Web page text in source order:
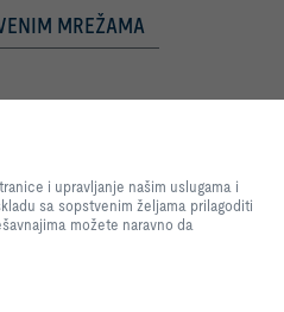
MREŽAMA
i upravljanje našim uslugama i
sa sopstvenim željama prilagoditi
možete naravno da